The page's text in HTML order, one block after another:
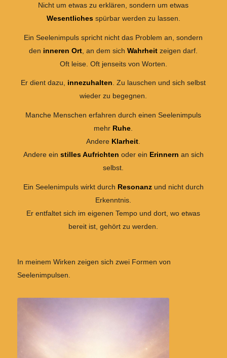
Nicht um etwas zu erklären, sondern um etwas
Wesentlichesspürbar werden zu lassen.
Ein Seelenimpuls spricht nicht das Problem an, sondern
den inneren Ort , an dem sichWahrheit zeigen darf.
Oft leise. Oft jenseits von Worten.
Er dient dazu, innezuhalten. Zu lauschen und sich selbst
wieder zu begegnen.
Manche Menschen erfahren durch einen Seelenimpuls
mehr Ruhe.
Andere Klarheit.
Andere ein stilles Aufrichten oder ein Erinnern an sich
selbst.
Ein Seelenimpuls wirkt durch Resonanzund nicht durch
Erkenntnis.
Er entfaltet sich im eigenen Tempo und dort, wo etwas
bereit ist, gehört zu werden.
In meinem Wirken zeigen sich zwei Formen von
Seelenimpulsen.